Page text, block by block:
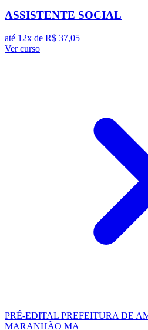
ASSISTENTE SOCIAL
até 12x de R$ 37,05
Ver curso
PRÉ-EDITAL PREFEITURA DE
MARANHÃO MA